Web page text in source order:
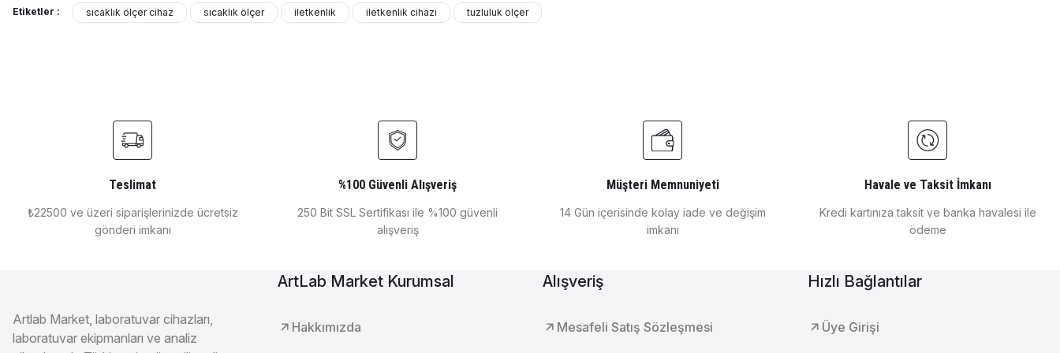
₺ 88.005
Ohaus Kalem Tipi Tuzluluk Ölçer ST20S ( 0.0-80.0 ppt 0.0-99.0 °C ) Ohaus Kalem Tipi Tuzluluk Ölçer ST10S (0.0-1 0.0 ppt)
Mettler Toledo Sevendirect Masa Tipi Ph/ İletkenlik /Tds/Tuzluluk Ölçer ( Inlab Pure Pro-Ism Ph ve Inlab 741-Ism İletkenlik Elektrotlari Dahil ) SD23 Pure H2o
Etiketler : sıcaklık ölçer cihaz sıcaklık ölçer iletkenlik iletkenlik cihazı tuzluluk ölçer
Teslimat
₺22500 ve üzeri siparişlerinizde ücretsiz
gönderi imkanı
%100 Güvenli Alışveriş
250 Bit SSL Sertifikası ile %100 güvenli
alışveriş
Müşteri Memnuniyeti
14 Gün içerisinde kolay iade ve değişim
imkanı
Havale ve Taksit İmkanı
Kredi kartınıza taksit ve banka havalesi ile
ödeme
Artlab Market, laboratuvar cihazları,
laboratuvar ekipmanları ve analiz
ArtLab Market Kurumsal
Hakkımızda
Alışveriş
Mesafeli Satış Sözleşmesi
Hızlı Bağlantılar
Üye Girişi